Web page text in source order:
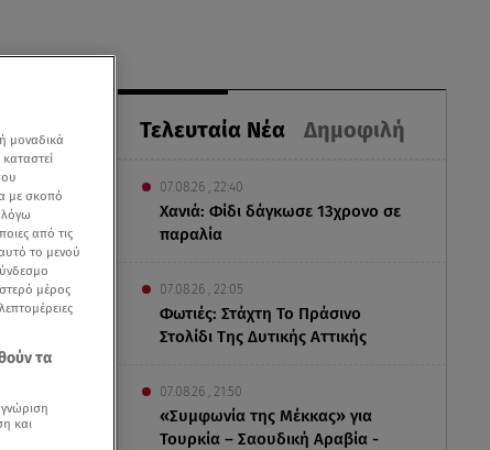
Τελευταία Νέα Δημοφιλή
07.08.26 , 22:40
Χανιά: Φίδι δάγκωσε 13χρονο σε
παραλία
07.08.26 , 22:05
Φωτιές: Στάχτη Το Πράσινο
Στολίδι Της Δυτικής Αττικής
07.08.26 , 21:50
«Συμφωνία της Μέκκας» για
Τουρκία – Σαουδική Αραβία -
μοναδικά
με σκοπό
από τις
το μενού
μέρος
τα
και